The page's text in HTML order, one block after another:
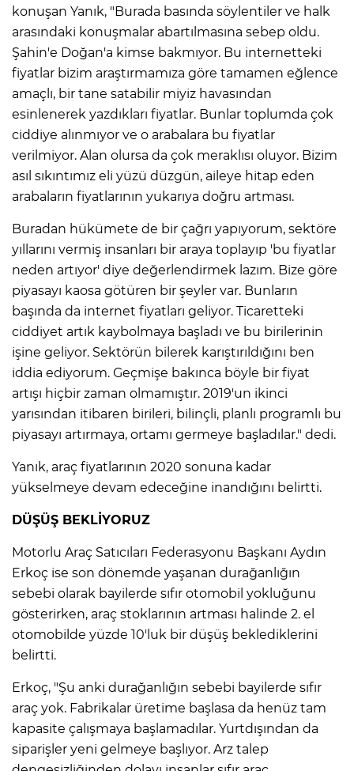
konuşan Yanık, "Burada basında söylentiler ve halk
arasındaki konuşmalar abartılmasına sebep oldu.
Şahin'e Doğan'a kimse bakmıyor. Bu internetteki
fiyatlar bizim araştırmamıza göre tamamen eğlence
amaçlı, bir tane satabilir miyiz havasından
esinlenerek yazdıkları fiyatlar. Bunlar toplumda çok
ciddiye alınmıyor ve o arabalara bu fiyatlar
verilmiyor. Alan olursa da çok meraklısı oluyor. Bizim
asıl sıkıntımız eli yüzü düzgün, aileye hitap eden
arabaların fiyatlarının yukarıya doğru artması.
Buradan hükümete de bir çağrı yapıyorum, sektöre
yıllarını vermiş insanları bir araya toplayıp 'bu fiyatlar
neden artıyor' diye değerlendirmek lazım. Bize göre
piyasayı kaosa götüren bir şeyler var. Bunların
başında da internet fiyatları geliyor. Ticaretteki
ciddiyet artık kaybolmaya başladı ve bu birilerinin
işine geliyor. Sektörün bilerek karıştırıldığını ben
iddia ediyorum. Geçmişe bakınca böyle bir fiyat
artışı hiçbir zaman olmamıştır. 2019'un ikinci
yarısından itibaren birileri, bilinçli, planlı programlı bu
piyasayı artırmaya, ortamı germeye başladılar." dedi.
Yanık, araç fiyatlarının 2020 sonuna kadar
yükselmeye devam edeceğine inandığını belirtti.
DÜŞÜŞ BEKLİYORUZ
Motorlu Araç Satıcıları Federasyonu Başkanı Aydın
Erkoç ise son dönemde yaşanan durağanlığın
sebebi olarak bayilerde sıfır otomobil yokluğunu
gösterirken, araç stoklarının artması halinde 2. el
otomobilde yüzde 10'luk bir düşüş beklediklerini
belirtti.
Erkoç, "Şu anki durağanlığın sebebi bayilerde sıfır
araç yok. Fabrikalar üretime başlasa da henüz tam
kapasite çalışmaya başlamadılar. Yurtdışından da
siparişler yeni gelmeye başlıyor. Arz talep